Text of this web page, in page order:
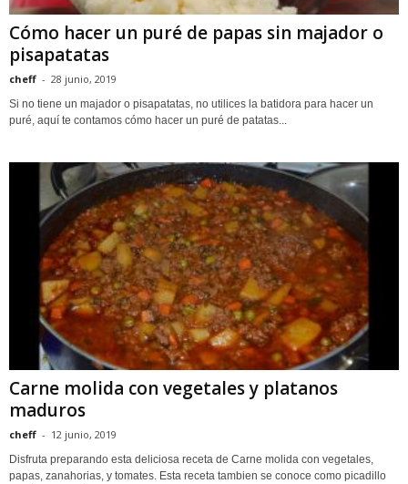
Cómo hacer un puré de papas sin majador o
pisapatatas
cheff - 28 junio, 2019
Si no tiene un majador o pisapatatas, no utilices la batidora para hacer un
puré, aquí te contamos cómo hacer un puré de patatas...
Carne molida con vegetales y platanos
maduros
cheff - 12 junio, 2019
Disfruta preparando esta deliciosa receta de Carne molida con vegetales,
papas, zanahorias, y tomates. Esta receta tambien se conoce como picadillo